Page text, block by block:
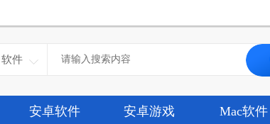
软件
安卓软件 安卓游戏 Mac软件